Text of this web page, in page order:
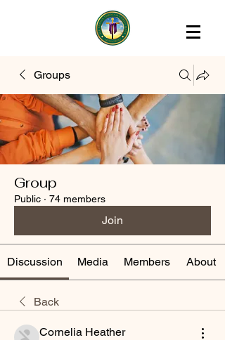
Groups
Group
Public · 74 members
Join
Discussion Media Members About
Back
Cornelia Heather